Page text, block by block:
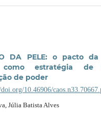
DA PELE: o pacto
como estratégia de
de poder
10.46906/
Júlia Batista Alves